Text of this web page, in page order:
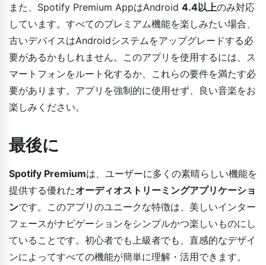
また、Spotify Premium AppはAndroid 4.4以上のみ対応
しています。すべてのプレミアム機能を楽しみたい場合、
古いデバイスはAndroidシステムをアップグレードする必
要があるかもしれません。このアプリを使用するには、ス
マートフォンをルート化するか、これらの要件を満たす必
要があります。アプリを強制的に使用せず、良い音楽をお
楽しみください。
最後に
Spotify Premiumは、ユーザーに多くの素晴らしい機能を
提供する優れたオーディオストリーミングアプリケーショ
ンです。このアプリのユニークな特徴は、美しいインター
フェースがナビゲーションをシンプルかつ楽しいものにし
ていることです。初心者でも上級者でも、直感的なデザイ
ンによってすべての機能が簡単に理解・活用できます。